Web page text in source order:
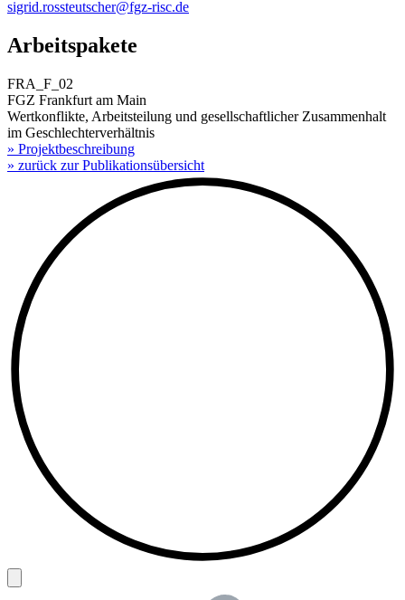
sigrid.rossteutscher@fgz-risc.de
Arbeitspakete
FRA_F_02
FGZ Frankfurt am Main
Wertkonflikte, Arbeitsteilung und gesellschaftlicher Zusammenhalt
im Geschlechterverhältnis
» Projektbeschreibung
» zurück zur Publikationsübersicht